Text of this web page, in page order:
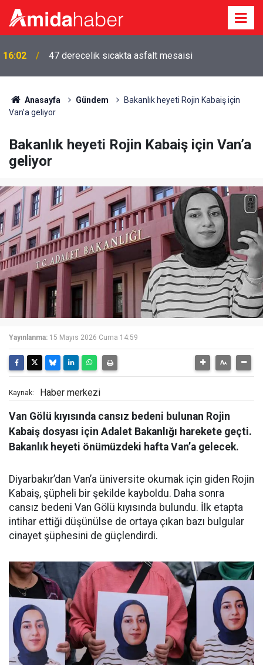
16:02 47 derecelik sıcakta asfalt mesaisi
Anasayfa Gündem
Bakanlık heyeti Rojin Kabaiş için
Van’a geliyor
Bakanlık heyeti Rojin Kabaiş için Van’a
geliyor
Yayınlanma: 15 Mayıs 2026 Cuma 14:59
Kaynak: Haber merkezi
Van Gölü kıyısında cansız bedeni bulunan Rojin
Kabaiş dosyası için Adalet Bakanlığı harekete geçti.
Bakanlık heyeti önümüzdeki hafta Van’a gelecek.
Diyarbakır’dan Van’a üniversite okumak için giden Rojin
Kabaiş, şüpheli bir şekilde kayboldu. Daha sonra
cansız bedeni Van Gölü kıyısında bulundu. İlk etapta
intihar ettiği düşünülse de ortaya çıkan bazı bulgular
cinayet şüphesini de güçlendirdi.